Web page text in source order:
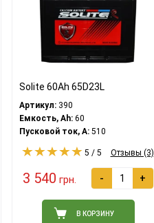
Solite 60Ah 65D23L
Артикул: 390
Емкость, Ah: 60
Пусковой ток, A: 510
5 / 5 Отзывы (3)
3 540 грн. - +
В КОРЗИНУ